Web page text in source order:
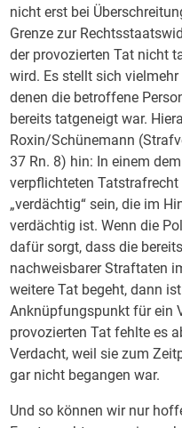
nicht erst bei
Grenze zur
der provozierten Tat nicht
wird. Es stellt sich
denen die betroffene
bereits tatgeneigt war.
Roxin/Schünemann
37 Rn. 8) hin: In einem
verpflichteten Tatstrafrecht
„verdächtig“ sein, die im
verdächtig ist. Wenn die
dafür sorgt, dass die
nachweisbarer Straftaten
weitere Tat begeht, dann
Anknüpfungspunkt für ein
provozierten Tat fehlte es
Verdacht, weil sie zum
gar nicht begangen war.
Und so können wir nur